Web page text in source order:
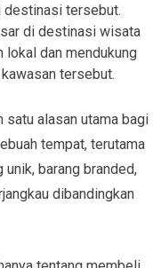
destinasi tersebut.
di destinasi wisata
lokal dan mendukung
tersebut.
satu alasan utama bagi
tempat, terutama
barang branded,
dibandingkan